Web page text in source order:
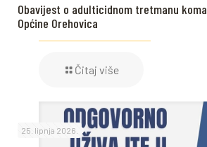
Obavijest o adulticidnom tretmanu
Općine Orehovica
Čitaj više
25. lipnja 2026.